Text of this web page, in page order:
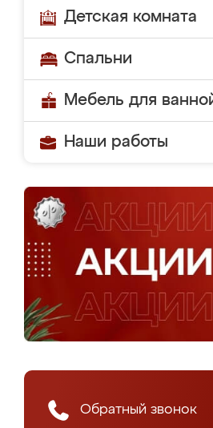
Детская комната
Спальни
Мебель для
Наши работы
Обратный звонок